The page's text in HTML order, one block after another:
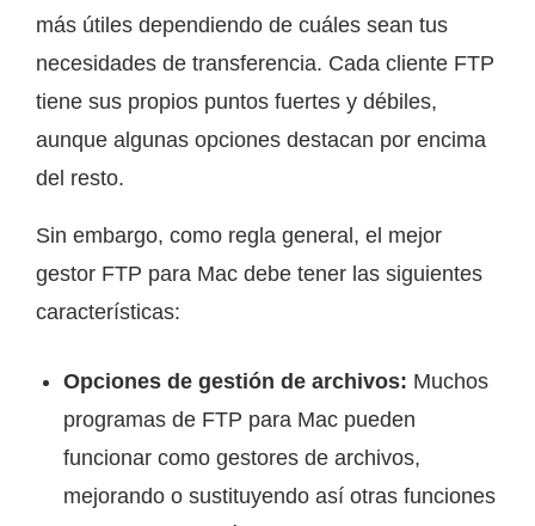
más útiles dependiendo de cuáles sean tus
necesidades de transferencia. Cada cliente FTP
tiene sus propios puntos fuertes y débiles,
aunque algunas opciones destacan por encima
del resto.
Sin embargo, como regla general, el mejor
gestor FTP para Mac debe tener las siguientes
características:
Opciones de gestión de archivos: Muchos
programas de FTP para Mac pueden
funcionar como gestores de archivos,
mejorando o sustituyendo así otras funciones